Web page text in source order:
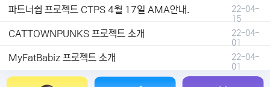
파트너쉽 프로젝트 CTPS 4월 17일 AMA안내.
22-04-
15
CATTOWNPUNKS 프로젝트 소개
22-04-
01
MyFatBabiz 프로젝트 소개
22-04-
01